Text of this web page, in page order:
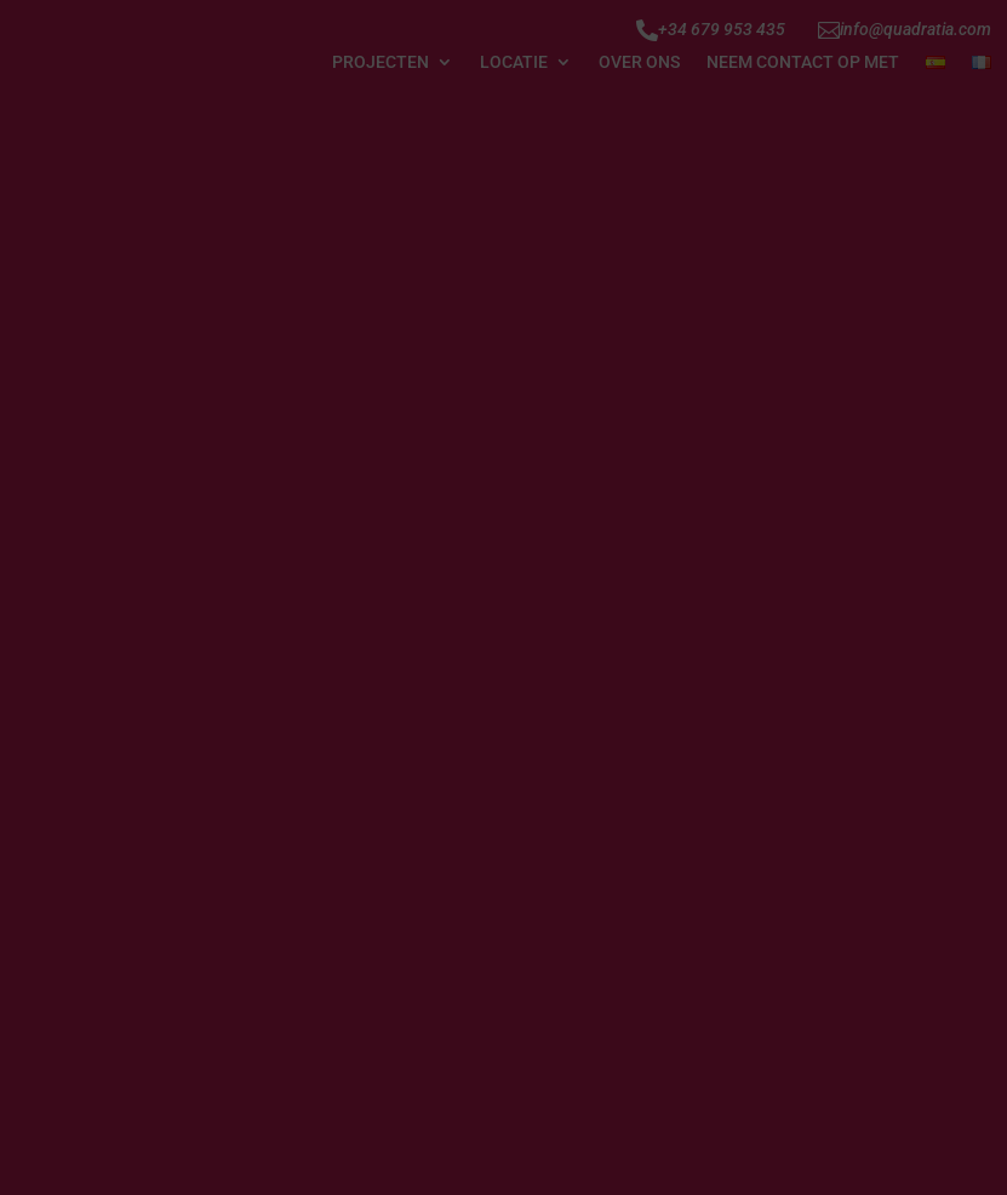
+34 679 953 435 info@quadratia.com
PROJECTEN
LOCATIE OVER ONS NEEM CONTACT OP MET